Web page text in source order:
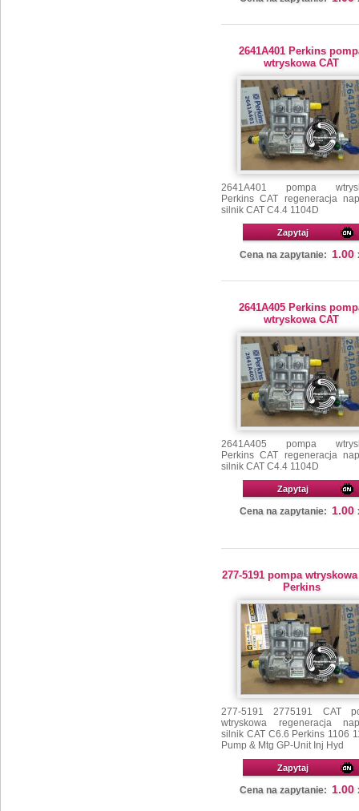
2641A401 Perkins
wtryskowa CAT
2641A401 pompa
Perkins CAT regeneracja
silnik CAT C4.4 1104D
Zapytaj
Cena na zapytanie: 1.00
2641A405 Perkins
wtryskowa CAT
2641A405 pompa
Perkins CAT regeneracja
silnik CAT C4.4 1104D
Zapytaj
Cena na zapytanie: 1.00
277-5191 pompa wtryskowa
Perkins
277-5191 2775191 CAT
wtryskowa regeneracja
silnik CAT C6.6 Perkins 1106
Pump & Mtg GP-Unit Inj Hyd
Zapytaj
Cena na zapytanie: 1.00